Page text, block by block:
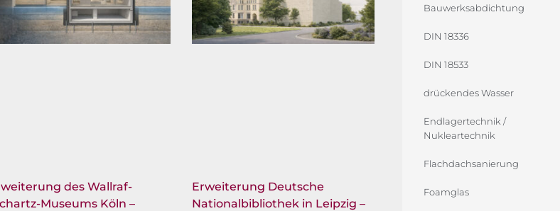
des Wallraf-
Museums Köln –
Erweiterung Deutsche
Nationalbibliothek in Leipzig –
Bauwerksabdichtung
DIN 18336
DIN 18533
drückendes Wasser
Endlagertechnik /
Nukleartechnik
Flachdachsanierung
Foamglas